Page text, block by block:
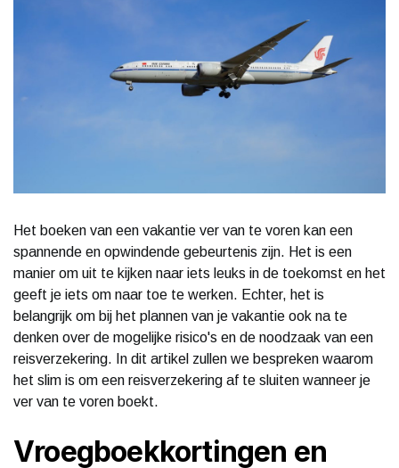
Het boeken van een vakantie ver van te voren kan een
spannende en opwindende gebeurtenis zijn. Het is een
manier om uit te kijken naar iets leuks in de toekomst en het
geeft je iets om naar toe te werken. Echter, het is
belangrijk om bij het plannen van je vakantie ook na te
denken over de mogelijke risico's en de noodzaak van een
reisverzekering. In dit artikel zullen we bespreken waarom
het slim is om een reisverzekering af te sluiten wanneer je
ver van te voren boekt.
Vroegboekkortingen en